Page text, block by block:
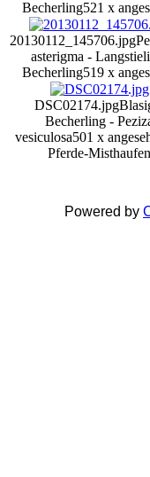
Becherling521 x
20130112_145706.jpg
asterigma -
Becherling519 x
DSC02174.jpg
Becherling -
vesiculosa501 x
Pferde-Misthaufen
Powered by